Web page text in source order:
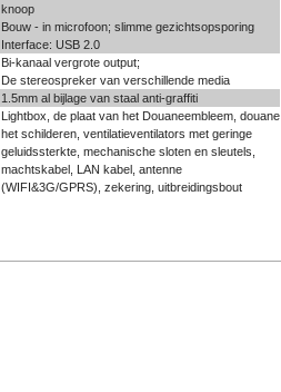
knoop
Bouw - in microfoon; slimme gezichtsopsporing
Interface: USB 2.0
Bi-kanaal vergrote output;
De stereospreker van verschillende media
1.5mm al bijlage van staal anti-graffiti
Lightbox, de plaat van het Douaneembleem, douane
het schilderen, ventilatieventilators met geringe
geluidssterkte, mechanische sloten en sleutels,
machtskabel, LAN kabel, antenne
(WIFI&3G/GPRS), zekering, uitbreidingsbout